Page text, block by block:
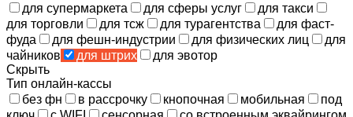
для супермаркета
для сферы услуг
для такси
для торговли
для тсж для турагентства
для фаст-
фуда
для фешн-индустрии для физических лиц
для
чайников
для штрих
для эвотор
Скрыть
Тип онлайн-кассы
без фн
в рассрочку кнопочная мобильная
под